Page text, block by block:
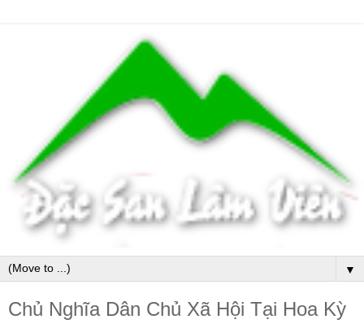
▼
Chủ Nghĩa Dân Chủ Xã Hội Tại Hoa Kỳ